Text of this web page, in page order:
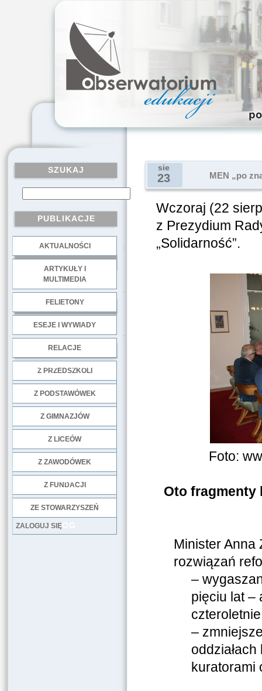
SZUKAJ
PUBLIKACJE
AKTUALNOŚCI
ARTYKUŁY I
MULTIMEDIA
FELIETONY
ESEJE I WYWIADY
RELACJE
Z PRZEDSZKOLI
Z PODSTAWÓWEK
Z GIMNAZJÓW
Z LICEÓW
Z ZAWODÓWEK
Z FUNDACJI
ZE STOWARZYSZEŃ
LOG
ZALOGUJ SIĘ
sie
23 MEN „po
Wczoraj (22
z Prezydium
„Solidarność”.
Foto:
Oto fragmenty
Minister Anna
rozwiązań
–
pięciu lat –
–
kuratorami